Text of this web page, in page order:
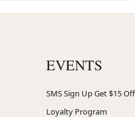
EVENTS
SMS Sign Up Get $15 Off
Loyalty Program